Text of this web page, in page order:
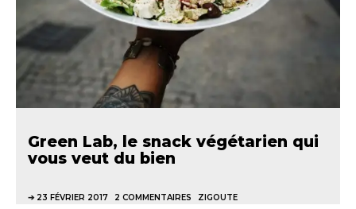
Green Lab, le snack végétarien qui
vous veut du bien
23 FÉVRIER 2017 2 COMMENTAIRES ZIGOUTE